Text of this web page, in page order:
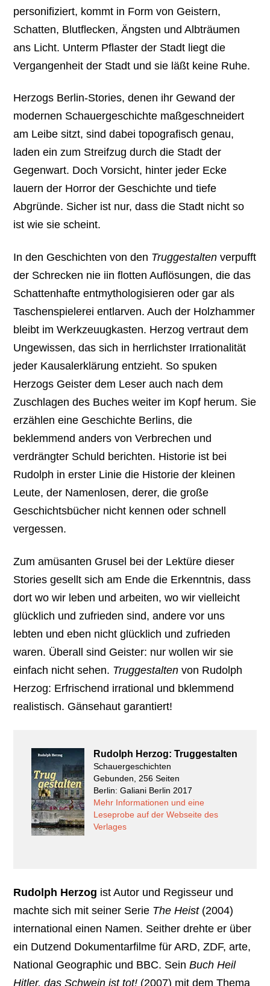
personifiziert, kommt in Form von Geistern,
Schatten, Blutflecken, Ängsten und Albträumen
ans Licht. Unterm Pflaster der Stadt liegt die
Vergangenheit der Stadt und sie läßt keine Ruhe.
Herzogs Berlin-Stories, denen ihr Gewand der
modernen Schauergeschichte maßgeschneidert
am Leibe sitzt, sind dabei topografisch genau,
laden ein zum Streifzug durch die Stadt der
Gegenwart. Doch Vorsicht, hinter jeder Ecke
lauern der Horror der Geschichte und tiefe
Abgründe. Sicher ist nur, dass die Stadt nicht so
ist wie sie scheint.
In den Geschichten von den Truggestaltenverpufft
der Schrecken nie iin flotten Auflösungen, die das
Schattenhafte entmythologisieren oder gar als
Taschenspielerei entlarven. Auch der Holzhammer
bleibt im Werkzeuugkasten. Herzog vertraut dem
Ungewissen, das sich in herrlichster Irrationalität
jeder Kausalerklärung entzieht. So spuken
Herzogs Geister dem Leser auch nach dem
Zuschlagen des Buches weiter im Kopf herum. Sie
erzählen eine Geschichte Berlins, die
beklemmend anders von Verbrechen und
verdrängter Schuld berichten. Historie ist bei
Rudolph in erster Linie die Historie der kleinen
Leute, der Namenlosen, derer, die große
Geschichtsbücher nicht kennen oder schnell
vergessen.
Zum amüsanten Grusel bei der Lektüre dieser
Stories gesellt sich am Ende die Erkenntnis, dass
dort wo wir leben und arbeiten, wo wir vielleicht
glücklich und zufrieden sind, andere vor uns
lebten und eben nicht glücklich und zufrieden
waren. Überall sind Geister: nur wollen wir sie
einfach nicht sehen. Truggestaltenvon Rudolph
Herzog: Erfrischend irrational und bklemmend
realistisch. Gänsehaut garantiert!
Rudolph Herzog: Truggestalten
Schauergeschichten
Gebunden, 256 Seiten
Berlin: Galiani Berlin 2017
Mehr Informationen und eine
Leseprobe auf der Webseite des
Verlages
Rudolph Herzog ist Autor und Regisseur und
machte sich mit seiner Serie The Heist (2004)
international einen Namen. Seither drehte er über
ein Dutzend Dokumentarfilme für ARD, ZDF, arte,
National Geographic und BBC. SeinBuch Heil
Hitler, das Schwein ist tot! (2007) mit dem Thema